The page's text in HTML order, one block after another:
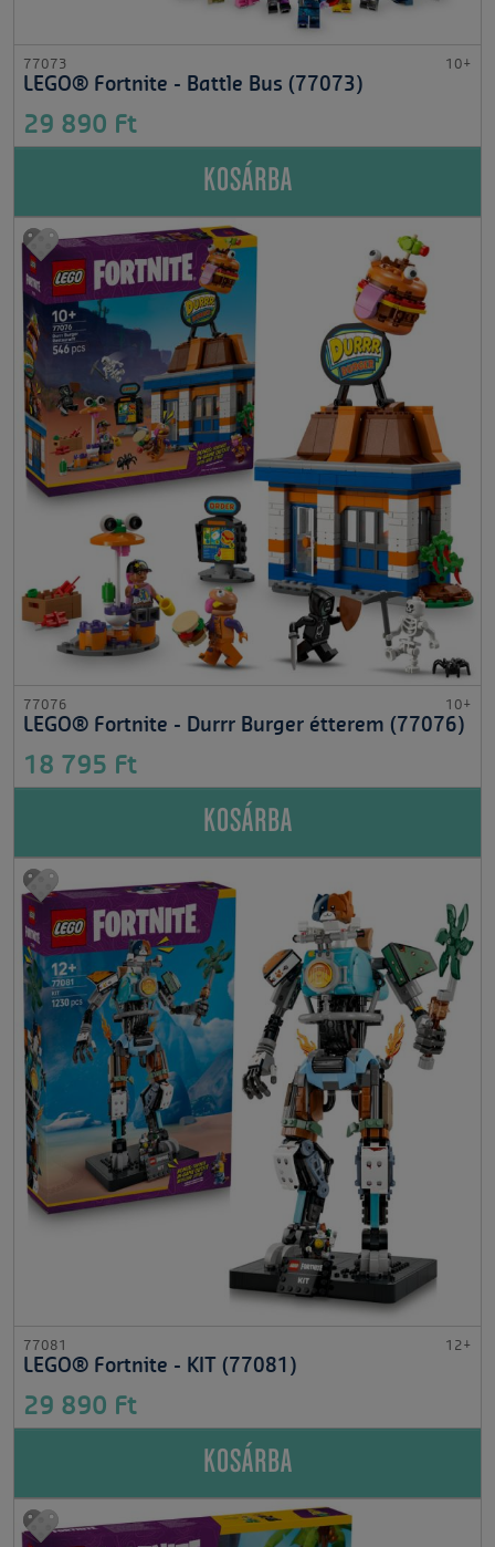
77073 10+
LEGO® Fortnite - Battle Bus (77073)
29 890 Ft
KOSÁRBA
77076 10+
LEGO® Fortnite - Durrr Burger étterem (77076)
18 795 Ft
KOSÁRBA
77081 12+
LEGO® Fortnite - KIT (77081)
29 890 Ft
KOSÁRBA